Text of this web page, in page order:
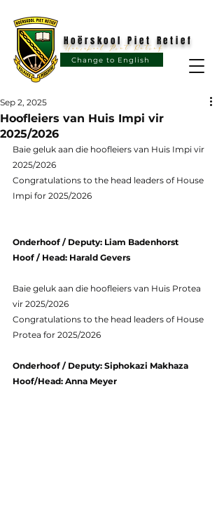
Change to English
Hoërskool Piet Retief
Hoërskool Piet Retief
Hoofleiers van Huis Impi vir
2025/2026
Sep 2, 2025
Baie geluk aan die hoofleiers van Huis Impi vir
2025/2026
Congratulations to the head leaders of House
Impi for 2025/2026
Onderhoof / Deputy: Liam Badenhorst
Hoof / Head: Harald Gevers
Baie geluk aan die hoofleiers van Huis Protea
vir 2025/2026
Congratulations to the head leaders of House
Protea for 2025/2026
Onderhoof / Deputy: Siphokazi Makhaza
Hoof/Head: Anna Meyer